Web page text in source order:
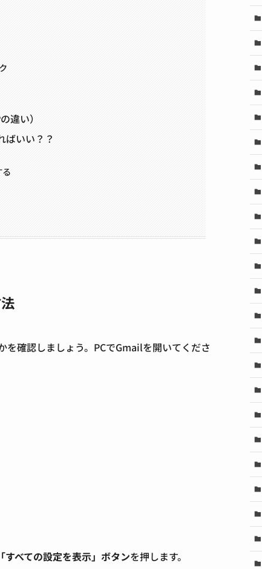
違い）
ばいい？？
確認しましょう。PCでGmailを開いてくださ
べての設定を表示」ボタンを押します。